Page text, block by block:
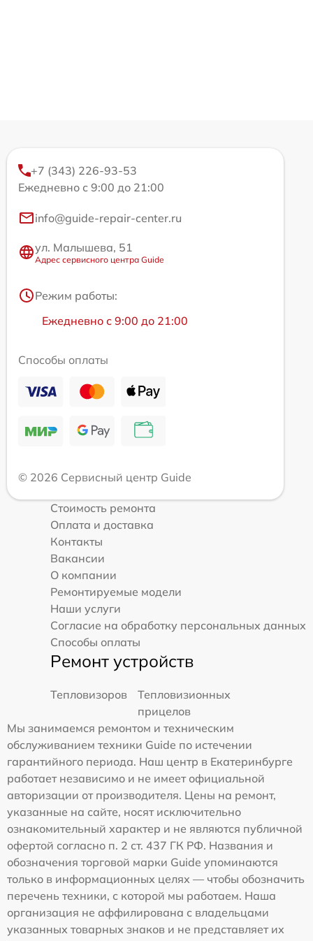
+7 (343) 226-93-53
Ежедневно с 9:00 до 21:00
info@guide-repair-center.ru
ул. Малышева, 51
Адрес сервисного центра Guide
Режим работы:
Ежедневно с 9:00 до 21:00
Способы оплаты
© 2026 Сервисный центр Guide
Стоимость ремонта
Оплата и доставка
Контакты
Вакансии
О компании
Ремонтируемые модели
Наши услуги
Согласие на обработку персональных данных
Способы оплаты
Ремонт устройств
Тепловизоров
Тепловизионных
прицелов
Мы занимаемся ремонтом и техническим
обслуживанием техники Guide по истечении
гарантийного периода. Наш центр в Екатеринбурге
работает независимо и не имеет официальной
авторизации от производителя. Цены на ремонт,
указанные на сайте, носят исключительно
ознакомительный характер и не являются публичной
офертой согласно п. 2 ст. 437 ГК РФ. Названия и
обозначения торговой марки Guide упоминаются
только в информационных целях — чтобы обозначить
перечень техники, с которой мы работаем. Наша
организация не аффилирована с владельцами
указанных товарных знаков и не представляет их